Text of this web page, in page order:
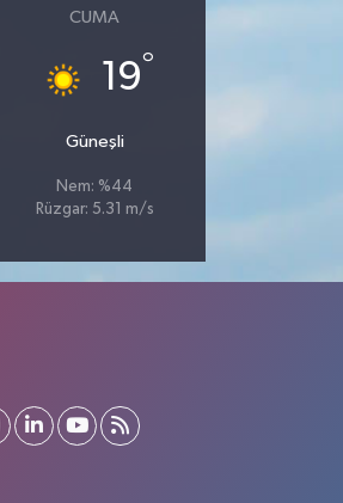
CUMA
19°
Güneşli
Nem: %44
Rüzgar: 5.31 m/s